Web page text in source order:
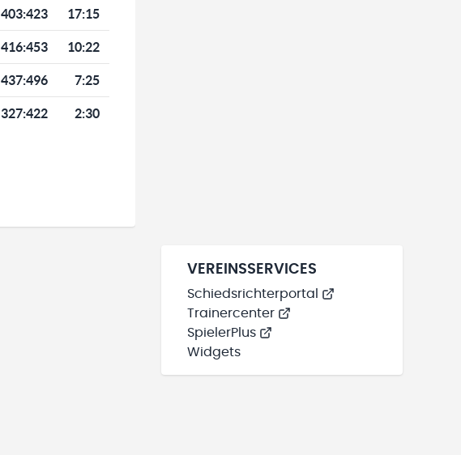
403:423 17:15
416:453 10:22
437:496 7:25
327:422 2:30
VEREINSSERVICES
Schiedsrichterportal
Trainercenter
SpielerPlus
Widgets